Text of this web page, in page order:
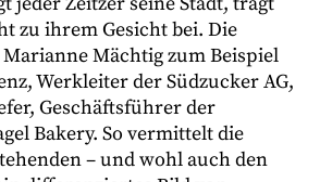
zu ihrem Gesicht bei. Die
Mächtig zum Beispiel
Werkleiter der Südzucker AG,
Geschäftsführer der
Bakery. So vermittelt die
– und wohl auch den